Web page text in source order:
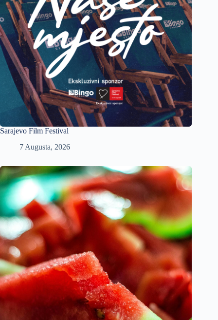
Sarajevo Film Festival
7 Augusta, 2026